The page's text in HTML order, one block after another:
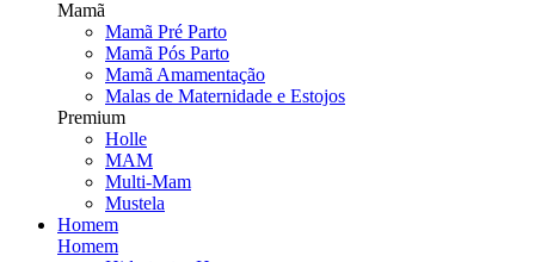
Mamã
Mamã Pré Parto
Mamã Pós Parto
Mamã Amamentação
Malas de Maternidade e Estojos
Premium
Holle
MAM
Multi-Mam
Mustela
Homem
Homem